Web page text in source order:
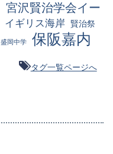
宮沢賢治学会イー
イギリス海岸 賢治祭
盛岡中学 保阪嘉内
タグ一覧ページへ